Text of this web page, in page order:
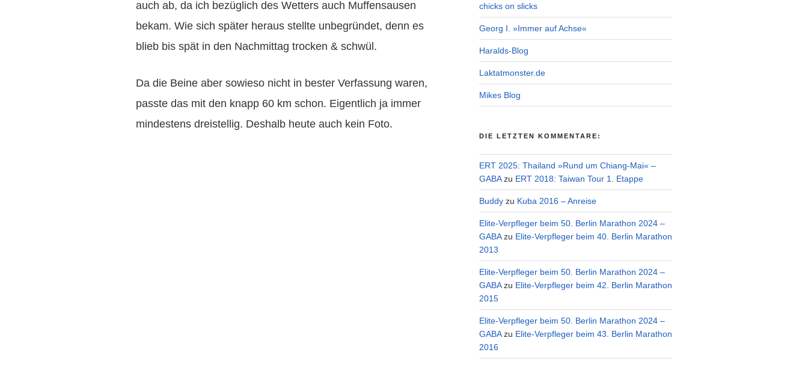
auch ab, da ich bezüglich des Wetters auch Muffensausen
bekam. Wie sich später heraus stellte unbegründet, denn es
blieb bis spät in den Nachmittag trocken & schwül.
Da die Beine aber sowieso nicht in bester Verfassung waren,
passte das mit den knapp 60 km schon. Eigentlich ja immer
mindestens dreistellig. Deshalb heute auch kein Foto.
chicks on slicks
Georg I. »Immer auf Achse«
Haralds-Blog
Laktatmonster.de
Mikes Blog
DIE LETZTEN KOMMENTARE:
ERT 2025: Thailand »Rund um Chiang-Mai« –
GABAzu ERT 2018: Taiwan Tour 1. Etappe
Buddyzu Kuba 2016 – Anreise
Elite-Verpfleger beim 50. Berlin Marathon 2024 –
GABAzu Elite-Verpfleger beim 40. Berlin Marathon
2013
Elite-Verpfleger beim 50. Berlin Marathon 2024 –
GABAzu Elite-Verpfleger beim 42. Berlin Marathon
2015
Elite-Verpfleger beim 50. Berlin Marathon 2024 –
GABAzu Elite-Verpfleger beim 43. Berlin Marathon
2016